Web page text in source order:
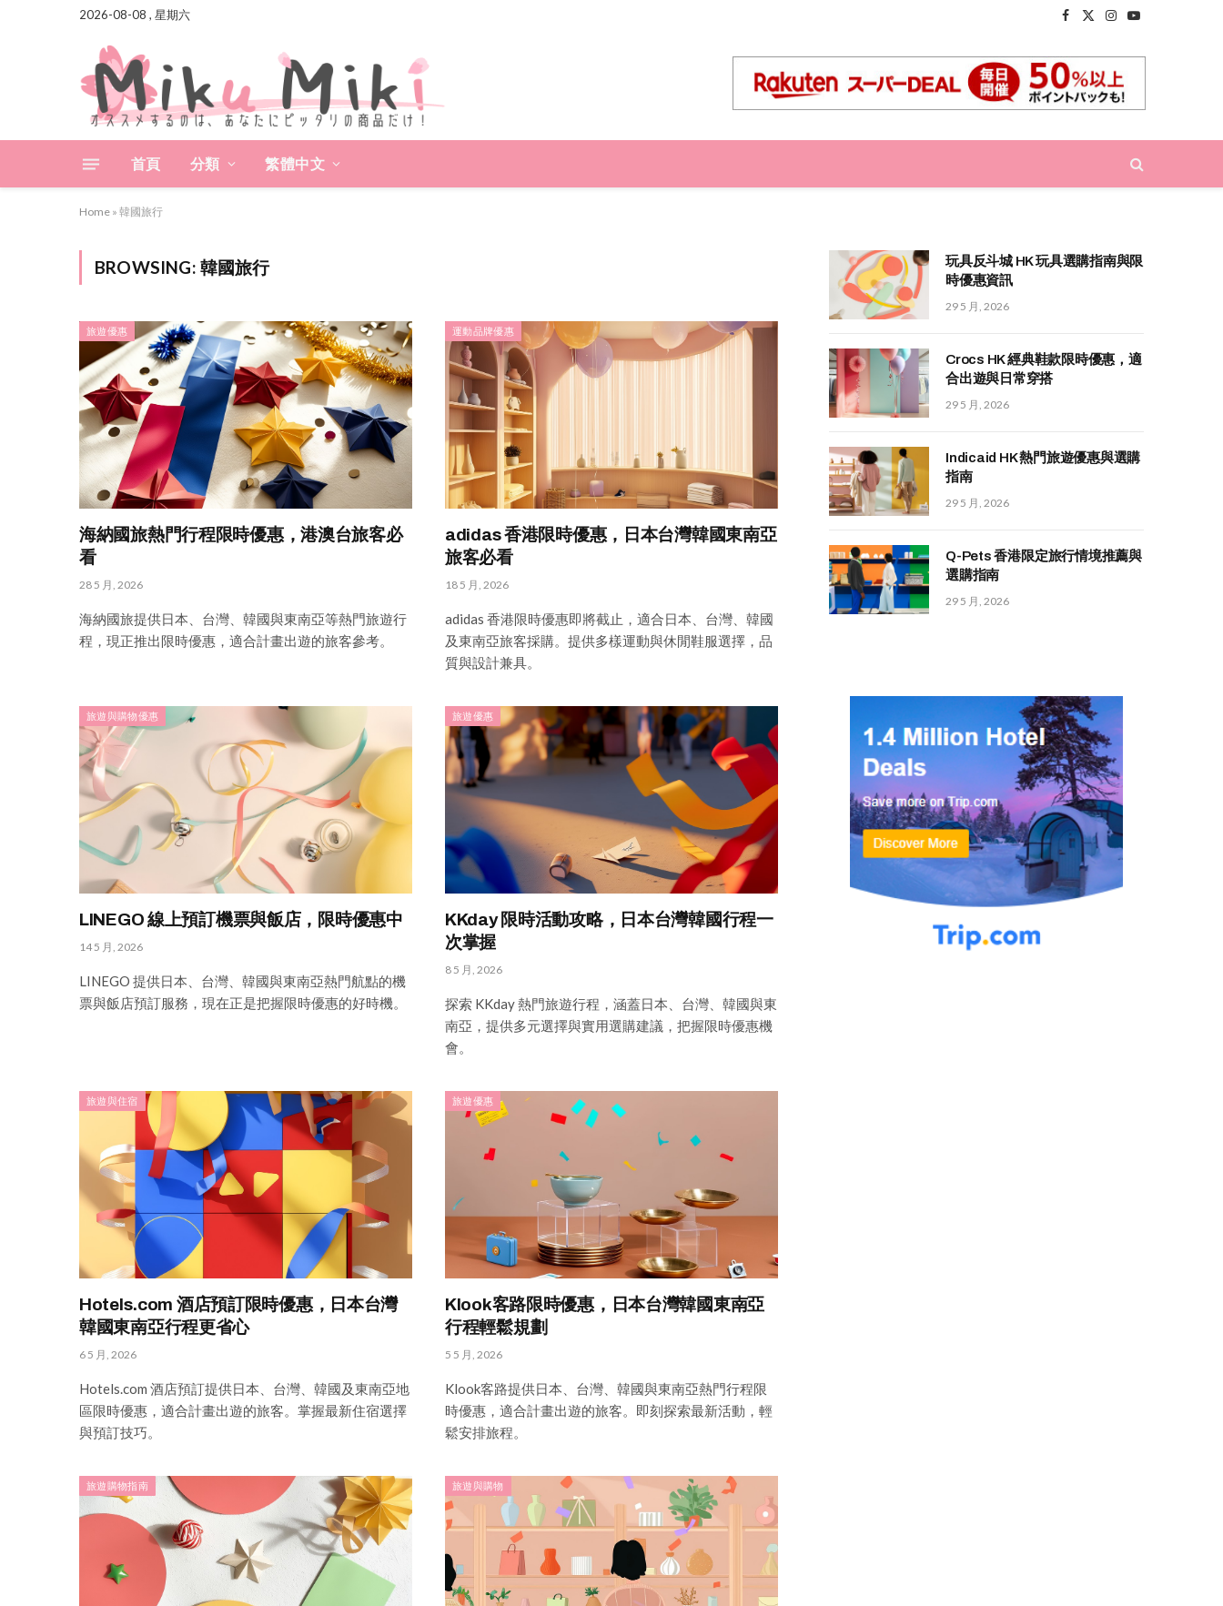
2026-08-08 , 星期六
Facebook
X
Instagram
YouTube
首頁 分類 繁體中文
Home » 韓國旅行
BROWSING: 韓國旅行
旅遊優惠
海納國旅熱門行程限時優惠，港澳台旅客必
看
28 5 月, 2026
海納國旅提供日本、台灣、韓國與東南亞等熱門旅遊行
程，現正推出限時優惠，適合計畫出遊的旅客參考。
運動品牌優惠
adidas 香港限時優惠，日本台灣韓國東南亞
旅客必看
18 5 月, 2026
adidas 香港限時優惠即將截止，適合日本、台灣、韓國
及東南亞旅客採購。提供多樣運動與休閒鞋服選擇，品
質與設計兼具。
旅遊與購物優惠
LINEGO 線上預訂機票與飯店，限時優惠中
14 5 月, 2026
LINEGO 提供日本、台灣、韓國與東南亞熱門航點的機
票與飯店預訂服務，現在正是把握限時優惠的好時機。
旅遊優惠
KKday 限時活動攻略，日本台灣韓國行程一
次掌握
8 5 月, 2026
探索 KKday 熱門旅遊行程，涵蓋日本、台灣、韓國與東
南亞，提供多元選擇與實用選購建議，把握限時優惠機
會。
旅遊與住宿
Hotels.com 酒店預訂限時優惠，日本台灣
韓國東南亞行程更省心
6 5 月, 2026
Hotels.com 酒店預訂提供日本、台灣、韓國及東南亞地
區限時優惠，適合計畫出遊的旅客。掌握最新住宿選擇
與預訂技巧。
旅遊優惠
Klook客路限時優惠，日本台灣韓國東南亞
行程輕鬆規劃
5 5 月, 2026
Klook客路提供日本、台灣、韓國與東南亞熱門行程限
時優惠，適合計畫出遊的旅客。即刻探索最新活動，輕
鬆安排旅程。
旅遊購物指南 旅遊與購物
玩具反斗城 HK 玩具選購指南與限
時優惠資訊
29 5 月, 2026
Crocs HK 經典鞋款限時優惠，適
合出遊與日常穿搭
29 5 月, 2026
Indicaid HK 熱門旅遊優惠與選購
指南
29 5 月, 2026
Q-Pets 香港限定旅行情境推薦與
選購指南
29 5 月, 2026